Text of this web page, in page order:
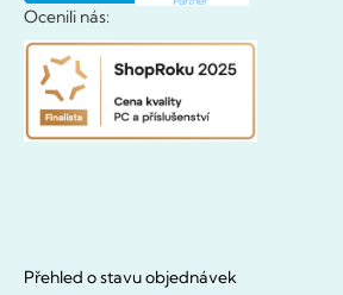
Ocenili nás:
Přehled o stavu objednávek